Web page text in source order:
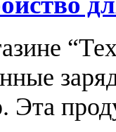
Эта